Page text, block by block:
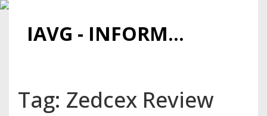
IAVG - INFORMATIONSARCHIV FÜR VIRTUELLE GELDER
Tag: Zedcex Review